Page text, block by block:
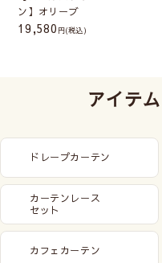
ン】オリーブ
19,580 (税込)
アイテ
ドレープカーテン
カーテンレース
セット
カフェカーテン